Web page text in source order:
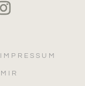
IMPRESSUM